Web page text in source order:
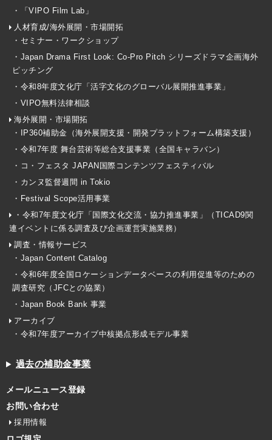
・「VIPO Film Lab」
人材育成/海外展開・市場開拓
・セミナー・ワークショップ
・Japan Drama First Look: Co-Pro Pitch シリーズドラマ企画海外
ピッチング
・令和8年度文化庁「活字文化のグローバル展開推進事業」
・VIPO無料法律相談
海外展開・市場開拓
・IP360補助金（海外展開支援・開発プラットフォーム構築支援）
・令和7年度 舞台芸術等総合支援事業（全国キャラバン）
・コ・フェスタ JAPAN国際コンテンツフェスティバル
・カンヌ監督週間 in Tokio
・Festival Scope活用事業
・令和7年度文化庁「国際文化交流・協力推進事業」（TICAD9関
連イベントに係る調査及び企画運営実施業務）
調査・情報サービス
・Japan Content Catalog
・令和6年度全国ロケーションデータベースの利用促進等のための
調査研究（JFCとの協業）
・Japan Book Bank 事業
アーカイブ
・令和7年度アーカイブ中核拠点形成モデル事業
過去の補助金事業
メールニュース登録
お問い合わせ
採用情報